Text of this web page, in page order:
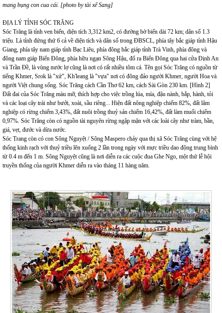
mang bụng con cua cái. [photo by tài xế Sang]
ĐỊA LÝ TỈNH SÓC TRĂNG
Sóc Trăng là tỉnh ven biển, diện tích 3,312 km2, có đường bờ biển dài 72 km; dân số 1.3
triệu. Là tỉnh đứng thứ 6 cả về diện tích và dân số trong ĐBSCL, phía tây bắc giáp tỉnh Hậu
Giang, phía tây nam giáp tỉnh Bạc Liêu, phía đông bắc giáp tỉnh Trà Vinh, phía đông và
đông nam giáp Biển Đông, phía hữu ngạn Sông Hậu, đổ ra Biển Đông qua hai cửa Định An
và Trần Đề, là vùng nước lợ cũng là nơi có rất nhiều tôm cá. Tên gọi Sóc Trăng có nguồn từ
tiếng Khmer, Srok là "xứ", Kh'leang là "vựa" nơi có đông đảo người Khmer, người Hoa và
người Việt chung sống. Sóc Trăng cách Cần Thơ 62 km, cách Sài Gòn 230 km. [Hình 2]
Đất đai của Sóc Trăng màu mỡ, thích hợp cho việc trồng lúa, mía, đậu nành, bắp, hành, tỏi
và các loại cây trái như bưởi, xoài, sầu riêng... Hiện đấtnông nghiệp chiếm 82%, đấtlâm
nghiệp có rừng chiếm 3,43%, đất nuôi trồng thuỷ sản chiếm 16,42%, đất làm muối chiếm
0,97%. Sóc Trăng còn có nguồn tài nguyên rừng ngập mặn với các loài cây như tràm, bần,
giá, vẹt, đước và dừa nước.
Sóc Trang còn có con Sông Nguyệt / Sông Maspero chảy qua thị xã Sóc Trăng cùng với hệ
thống kinh rạch với thuỷ triều lên xuống 2 lần trong ngày với mực triều dao động trung bình
từ 0.4 m đến 1 m. Sông Nguyệt cũng là nơi diễn ra các cuộc đua Ghe Ngo, một thứ lễ hội
truyền thống của người Khmer diễn ra vào tháng 11 hàng năm.